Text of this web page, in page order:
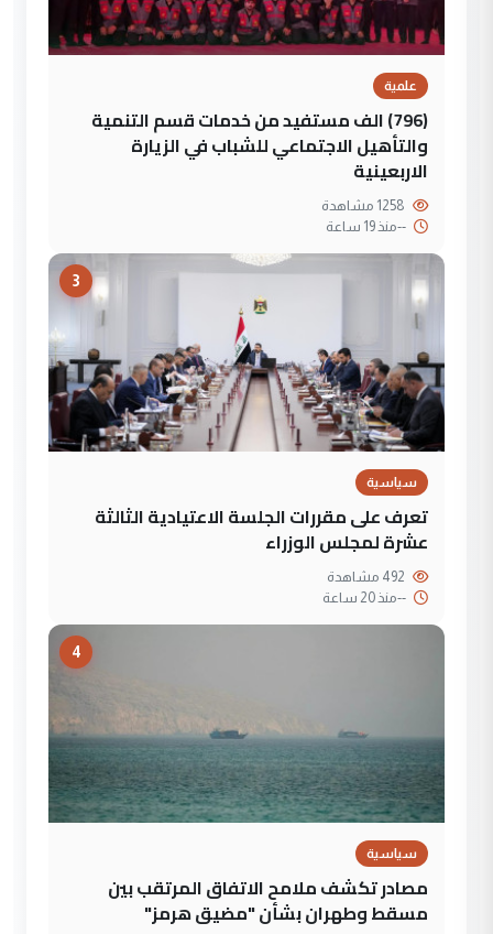
علمية
(796) الف مستفيد من خدمات قسم التنمية
والتأهيل الاجتماعي للشباب في الزيارة
الاربعينية
--منذ 19 ساعة
3
سياسية
تعرف على مقررات الجلسة الاعتيادية الثالثة
عشرة لمجلس الوزراء
--منذ 20 ساعة
4
سياسية
مصادر تكشف ملامح الاتفاق المرتقب بين
مسقط وطهران بشأن "مضيق هرمز"